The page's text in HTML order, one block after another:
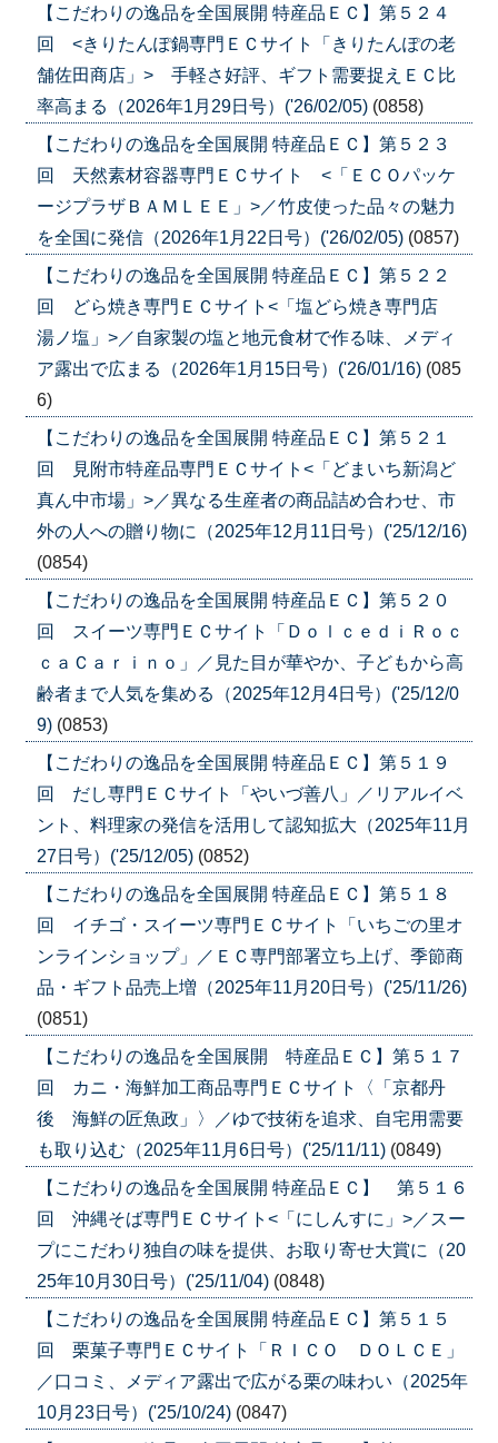
【こだわりの逸品を全国展開 特産品ＥＣ】第５２４
回 <きりたんぽ鍋専門ＥＣサイト「きりたんぽの老
舗佐田商店」> 手軽さ好評、ギフト需要捉えＥＣ比
率高まる（2026年1月29日号）('26/02/05) (0858)
【こだわりの逸品を全国展開 特産品ＥＣ】第５２３
回 天然素材容器専門ＥＣサイト <「ＥＣＯパッケ
ージプラザＢＡＭＬＥＥ」>／竹皮使った品々の魅力
を全国に発信（2026年1月22日号）('26/02/05) (0857)
【こだわりの逸品を全国展開 特産品ＥＣ】第５２２
回 どら焼き専門ＥＣサイト<「塩どら焼き専門店
湯ノ塩」>／自家製の塩と地元食材で作る味、メディ
ア露出で広まる（2026年1月15日号）('26/01/16) (085
6)
【こだわりの逸品を全国展開 特産品ＥＣ】第５２１
回 見附市特産品専門ＥＣサイト<「どまいち新潟ど
真ん中市場」>／異なる生産者の商品詰め合わせ、市
外の人への贈り物に（2025年12月11日号）('25/12/16)
(0854)
【こだわりの逸品を全国展開 特産品ＥＣ】第５２０
回 スイーツ専門ＥＣサイト「ＤｏｌｃｅｄｉＲｏｃ
ｃａＣａｒｉｎｏ」／見た目が華やか、子どもから高
齢者まで人気を集める（2025年12月4日号）('25/12/0
9) (0853)
【こだわりの逸品を全国展開 特産品ＥＣ】第５１９
回 だし専門ＥＣサイト「やいづ善八」／リアルイベ
ント、料理家の発信を活用して認知拡大（2025年11月
27日号）('25/12/05) (0852)
【こだわりの逸品を全国展開 特産品ＥＣ】第５１８
回 イチゴ・スイーツ専門ＥＣサイト「いちごの里オ
ンラインショップ」／ＥＣ専門部署立ち上げ、季節商
品・ギフト品売上増（2025年11月20日号）('25/11/26)
(0851)
【こだわりの逸品を全国展開 特産品ＥＣ】第５１７
回 カニ・海鮮加工商品専門ＥＣサイト〈「京都丹
後 海鮮の匠魚政」〉／ゆで技術を追求、自宅用需要
も取り込む（2025年11月6日号）('25/11/11) (0849)
【こだわりの逸品を全国展開 特産品ＥＣ】 第５１６
回 沖縄そば専門ＥＣサイト<「にしんすに」>／スー
プにこだわり独自の味を提供、お取り寄せ大賞に（20
25年10月30日号）('25/11/04) (0848)
【こだわりの逸品を全国展開 特産品ＥＣ】第５１５
回 栗菓子専門ＥＣサイト「ＲＩＣＯ ＤＯＬＣＥ」
／口コミ、メディア露出で広がる栗の味わい（2025年
10月23日号）('25/10/24) (0847)